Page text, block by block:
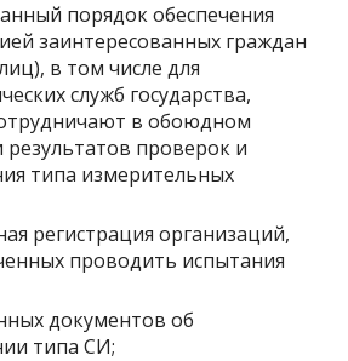
порядок обеспечения
заинтересованных граждан
в том числе для
служб государства,
в обоюдном
результатов проверок и
типа измерительных
регистрация организаций,
проводить испытания
документов об
типа СИ;